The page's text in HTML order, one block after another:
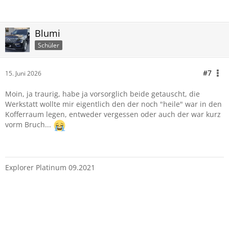
Blumi
Schüler
15. Juni 2026 #7
Moin, ja traurig, habe ja vorsorglich beide getauscht, die
Werkstatt wollte mir eigentlich den der noch "heile" war in den
Kofferraum legen, entweder vergessen oder auch der war kurz
vorm Bruch...
Explorer Platinum 09.2021